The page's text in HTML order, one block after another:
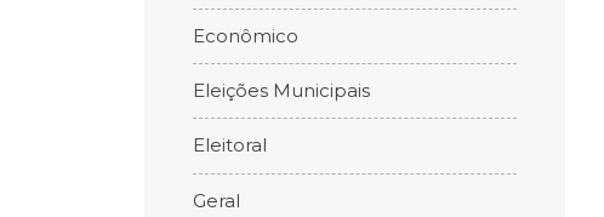
Econômico
Eleições Municipais
Eleitoral
Geral